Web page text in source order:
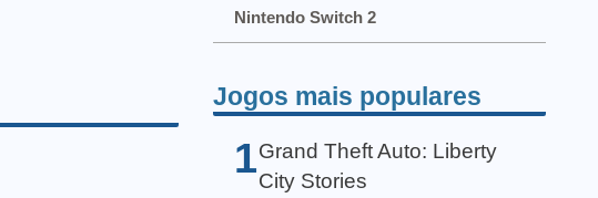
Nintendo Switch 2
Jogos mais populares
1 Grand Theft Auto: Liberty
City Stories